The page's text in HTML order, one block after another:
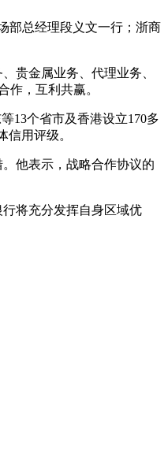
部总经理段义文一行；浙商
贵金属业务、代理业务、
作，互利共赢。
13个省市及香港设立170多
用评级。
他表示，战略合作协议的
将充分发挥自身区域优